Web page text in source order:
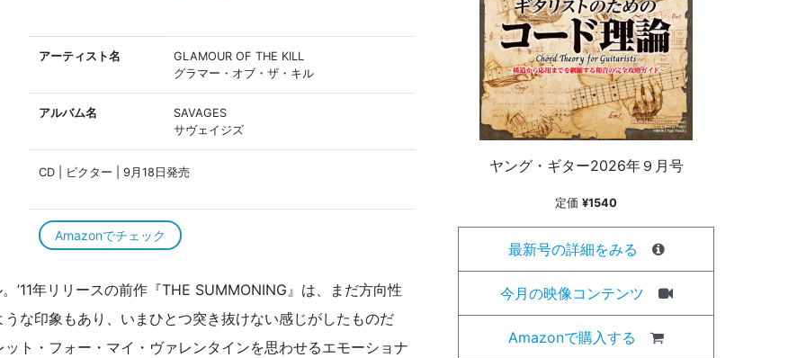
アーティスト名
GLAMOUR OF THE KILL
グラマー・オブ・ザ・キル
アルバム名
SAVAGES
サヴェイジズ
CD | ビクター | 9月18日発売
Amazonでチェック
’11年リリースの前作『THE SUMMONING』は、まだ方向性
な印象もあり、いまひとつ突き抜けない感じがしたものだ
ト・フォー・マイ・ヴァレンタインを思わせるエモーショナ
ヤング・ギター2026年９月号
定価 ¥1540
最新号の詳細をみる
今月の映像コンテンツ
Amazonで購入する